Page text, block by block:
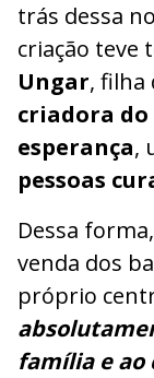
trás dessa
criação teve
Ungar, filha
criadora
esperança,
pessoas
Dessa
venda dos
próprio
família e ao